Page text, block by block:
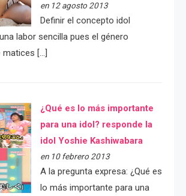
en 12 agosto 2013
Definir el concepto idol
labor sencilla pues el género
[…]
¿Qué es lo más importante
para una idol? responde la
idol Yoshie Kashiwabara
en 10 febrero 2013
A la pregunta expresa: ¿Qué es
lo más importante para una